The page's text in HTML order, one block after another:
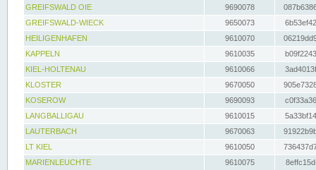
GREIFSWALD OIE
9690078
GREIFSWALD-WIECK
9650073
HEILIGENHAFEN
9610070
KAPPELN
9610035
KIEL-HOLTENAU
9610066
KLOSTER
9670050
KOSEROW
9690093
LANGBALLIGAU
9610015
LAUTERBACH
9670063
LT KIEL
9610050
MARIENLEUCHTE
9610075